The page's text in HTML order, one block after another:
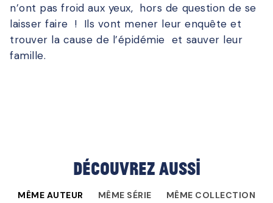
n’ont pas froid aux yeux, hors de question de se
laisser faire ! Ils vont mener leur enquête et
trouver la cause de l’épidémie et sauver leur
famille.
Découvrez aussi
MÊME AUTEUR MÊME SÉRIE MÊME COLLECTION